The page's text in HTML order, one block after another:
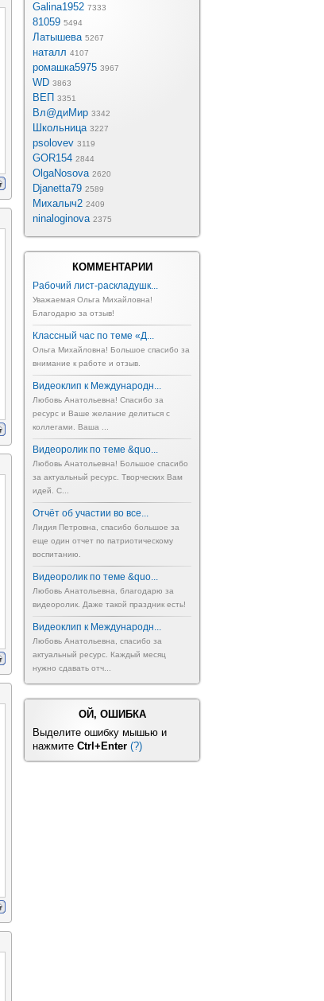
Galina1952 7333
81059 5494
Латышева 5267
наталл 4107
ромашка5975 3967
WD 3863
ВЕП 3351
Вл@диМир 3342
Школьница 3227
psolovev 3119
GOR154 2844
OlgaNosova 2620
Djanetta79 2589
Михалыч2 2409
ninaloginova 2375
КОММЕНТАРИИ
Рабочий лист-раскладушк...
Уважаемая Ольга Михайловна!
Благодарю за отзыв!
Классный час по теме «Д...
Ольга Михайловна! Большое спасибо за
внимание к работе и отзыв.
Видеоклип к Международн...
Любовь Анатольевна! Спасибо за
ресурс и Ваше желание делиться с
коллегами. Ваша ...
Видеоролик по теме &quo...
Любовь Анатольевна! Большое спасибо
за актуальный ресурс. Творческих Вам
идей. С...
Отчёт об участии во все...
Лидия Петровна, спасибо большое за
еще один отчет по патриотическому
воспитанию.
Видеоролик по теме &quo...
Любовь Анатольевна, благодарю за
видеоролик. Даже такой праздник есть!
Видеоклип к Международн...
Любовь Анатольевна, спасибо за
актуальный ресурс. Каждый месяц
нужно сдавать отч...
ОЙ, ОШИБКА
Выделите ошибку мышью и
нажмите Ctrl+Enter (?)